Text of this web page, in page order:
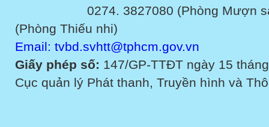
0274. 3827080 (Phòng Mượn sách
(Phòng Thiếu nhi)
Email: tvbd.svhtt@tphcm.gov.vn
Giấy phép số: 147/GP-TTĐT ngày 15
Cục quản lý Phát thanh, Truyền hình và